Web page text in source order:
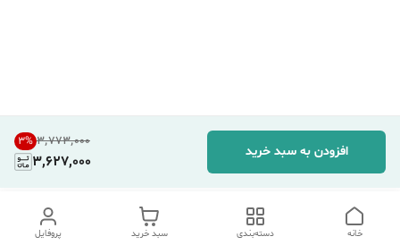
۳٬۷۷۳٬۰۰۰ 3%
3,627,000
افزودن به سبد خرید
پروفایل سبد خرید دسته‌بندی خانه